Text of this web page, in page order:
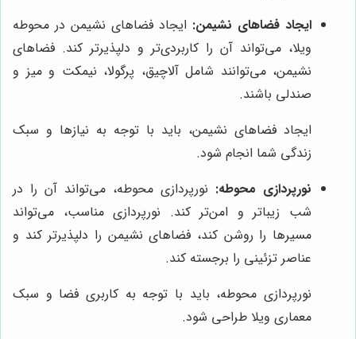
ایجاد فضاهای نشیمن: ایجاد فضاهای نشیمن در محوطه
ویلا، می‌تواند آن را کاربردی‌تر و دلپذیرتر کند. فضاهای
نشیمن، می‌توانند شامل آلاچیق، پرگولا، نیمکت و میز و
صندلی باشند.
ایجاد فضاهای نشیمن، باید با توجه به نیازها و سبک
زندگی شما انجام شود.
نورپردازی محوطه: نورپردازی محوطه، می‌تواند آن را در
شب زیباتر و امن‌تر کند. نورپردازی مناسب، می‌تواند
مسیرها را روشن کند، فضاهای نشیمن را دلپذیرتر کند و
عناصر تزئینی را برجسته کند.
نورپردازی محوطه، باید با توجه به کاربری فضا و سبک
معماری ویلا طراحی شود.